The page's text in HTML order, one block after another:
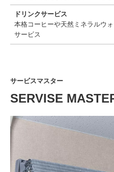
ドリンクサービス
本格コーヒーや天然ミネラルウ
サービス
サービスマスター
SERVISE